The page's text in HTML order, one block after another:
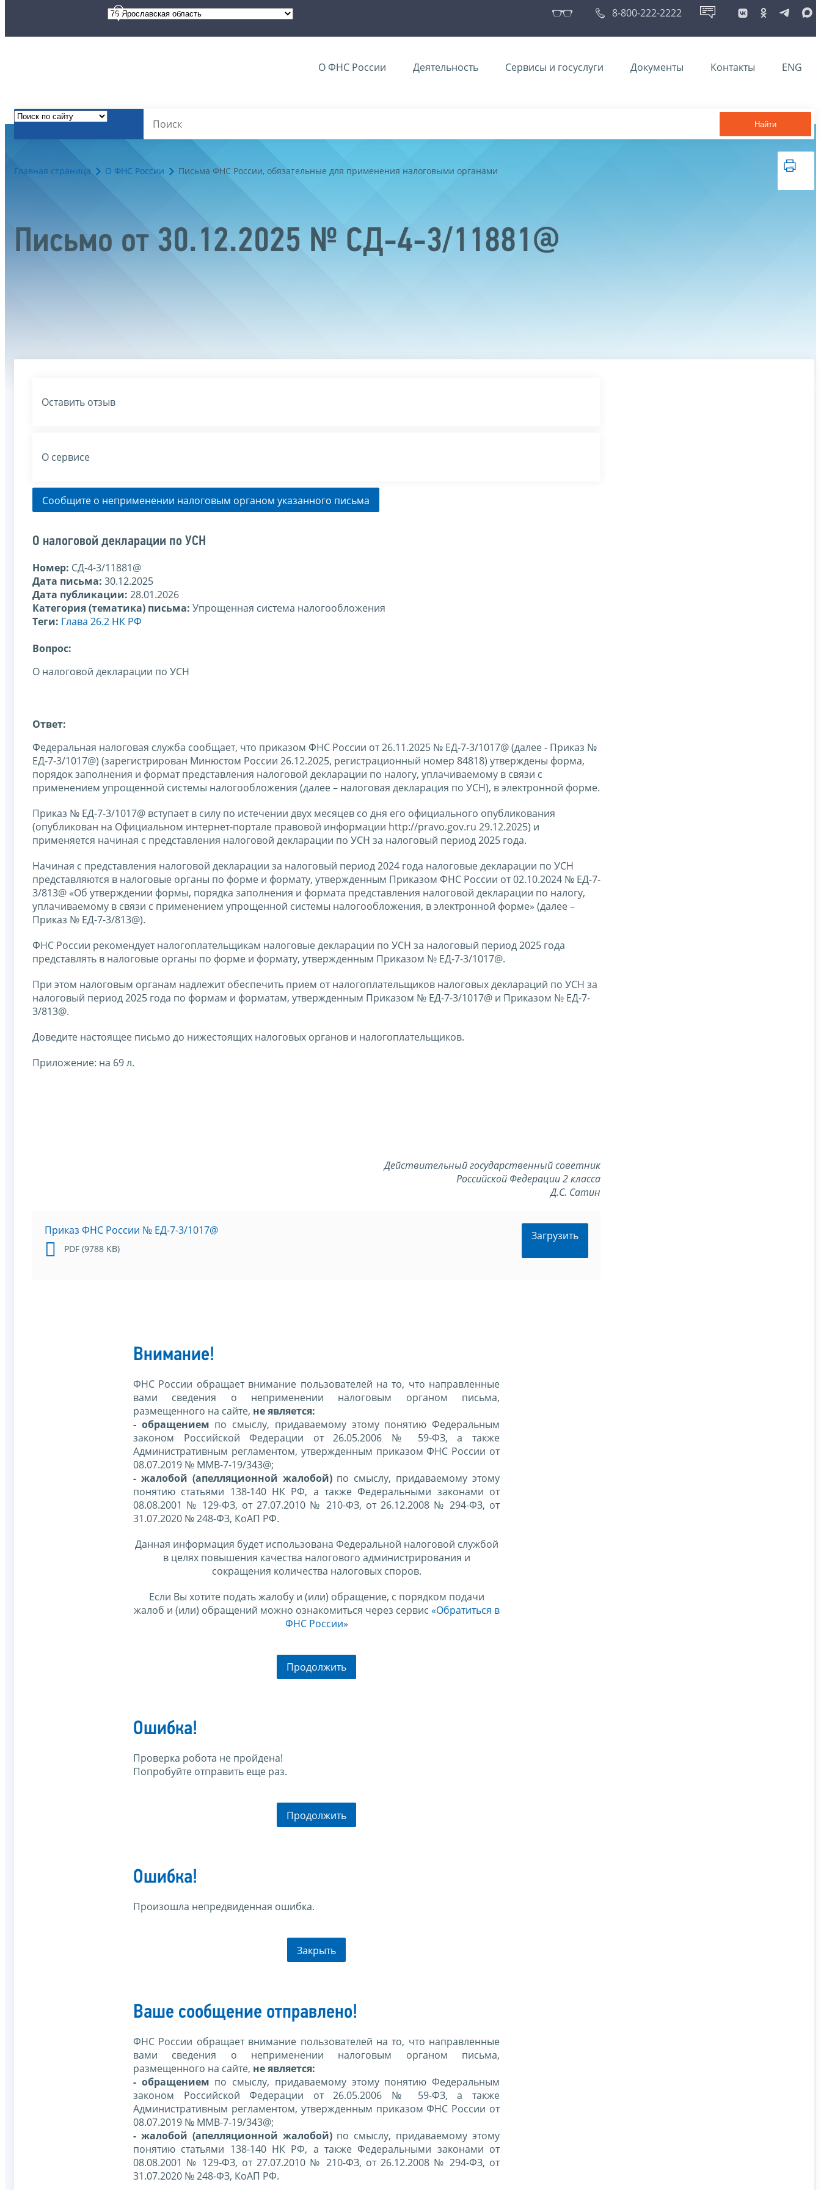
8-800-222-2222
О ФНС России Деятельность Сервисы и госуслуги Документы Контакты ENG
Найти
Главная страница О ФНС России Письма ФНС России, обязательные для применения налоговыми органами
Письмо от 30.12.2025 № СД-4-3/11881@
Оставить отзыв
О сервисе
Сообщите о неприменении налоговым органом указанного письма
О налоговой декларации по УСН
Номер: СД-4-3/11881@
Дата письма: 30.12.2025
Дата публикации: 28.01.2026
Категория (тематика) письма: Упрощенная система налогообложения
Теги: Глава 26.2 НК РФ
Вопрос:
О налоговой декларации по УСН
Ответ:
Федеральная налоговая служба сообщает, что приказом ФНС России от 26.11.2025 № ЕД-7-3/1017@ (далее - Приказ №
ЕД-7-3/1017@) (зарегистрирован Минюстом России 26.12.2025, регистрационный номер 84818) утверждены форма,
порядок заполнения и формат представления налоговой декларации по налогу, уплачиваемому в связи с
применением упрощенной системы налогообложения (далее – налоговая декларация по УСН), в электронной форме.
Приказ № ЕД-7-3/1017@ вступает в силу по истечении двух месяцев со дня его официального опубликования
(опубликован на Официальном интернет-портале правовой информации http://pravo.gov.ru 29.12.2025) и
применяется начиная с представления налоговой декларации по УСН за налоговый период 2025 года.
Начиная с представления налоговой декларации за налоговый период 2024 года налоговые декларации по УСН
представляются в налоговые органы по форме и формату, утвержденным Приказом ФНС России от 02.10.2024 № ЕД-7-
3/813@ «Об утверждении формы, порядка заполнения и формата представления налоговой декларации по налогу,
уплачиваемому в связи с применением упрощенной системы налогообложения, в электронной форме» (далее –
Приказ № ЕД-7-3/813@).
ФНС России рекомендует налогоплательщикам налоговые декларации по УСН за налоговый период 2025 года
представлять в налоговые органы по форме и формату, утвержденным Приказом № ЕД-7-3/1017@.
При этом налоговым органам надлежит обеспечить прием от налогоплательщиков налоговых деклараций по УСН за
налоговый период 2025 года по формам и форматам, утвержденным Приказом № ЕД-7-3/1017@ и Приказом № ЕД-7-
3/813@.
Доведите настоящее письмо до нижестоящих налоговых органов и налогоплательщиков.
Приложение: на 69 л.
Действительный государственный советник
Российской Федерации 2 класса
Д.С. Сатин
Приказ ФНС России № ЕД-7-3/1017@
PDF (9788 KB)
Загрузить
Внимание!
ФНС России обращает внимание пользователей на то, что направленные
вами сведения о неприменении налоговым органом письма,
размещенного на сайте, не является:
- обращением по смыслу, придаваемому этому понятию Федеральным
законом Российской Федерации от 26.05.2006 № 59-ФЗ, а также
Административным регламентом, утвержденным приказом ФНС России от
08.07.2019 № ММВ-7-19/343@;
- жалобой (апелляционной жалобой)по смыслу, придаваемому этому
понятию статьями 138-140 НК РФ, а также Федеральными законами от
08.08.2001 № 129-ФЗ, от 27.07.2010 № 210-ФЗ, от 26.12.2008 № 294-ФЗ, от
31.07.2020 № 248-ФЗ, КоАП РФ.
Данная информация будет использована Федеральной налоговой службой
в целях повышения качества налогового администрирования и
сокращения количества налоговых споров.
Если Вы хотите подать жалобу и (или) обращение, с порядком подачи
жалоб и (или) обращений можно ознакомиться через сервис «Обратиться в
ФНС России»
Продолжить
Ошибка!
Проверка робота не пройдена!
Попробуйте отправить еще раз.
Продолжить
Ошибка!
Произошла непредвиденная ошибка.
Закрыть
Ваше сообщение отправлено!
ФНС России обращает внимание пользователей на то, что направленные
вами сведения о неприменении налоговым органом письма,
размещенного на сайте, не является:
- обращением по смыслу, придаваемому этому понятию Федеральным
законом Российской Федерации от 26.05.2006 № 59-ФЗ, а также
Административным регламентом, утвержденным приказом ФНС России от
08.07.2019 № ММВ-7-19/343@;
- жалобой (апелляционной жалобой)по смыслу, придаваемому этому
понятию статьями 138-140 НК РФ, а также Федеральными законами от
08.08.2001 № 129-ФЗ, от 27.07.2010 № 210-ФЗ, от 26.12.2008 № 294-ФЗ, от
31.07.2020 № 248-ФЗ, КоАП РФ.